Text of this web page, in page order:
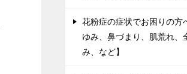
花粉症の症状でお困りの方
ゆみ、鼻づまり、肌荒れ、
み、など】